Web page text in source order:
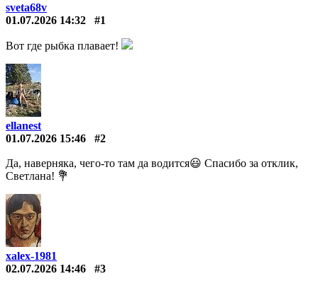
sveta68v
01.07.2026 14:32
#1
Вот где рыбка плавает!
ellanest
01.07.2026 15:46
#2
Да, наверняка, чего-то там да водится😃 Спасибо за отклик,
Светлана! 💐
xalex-1981
02.07.2026 14:46
#3